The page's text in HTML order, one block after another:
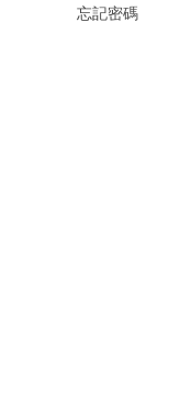
忘記密碼